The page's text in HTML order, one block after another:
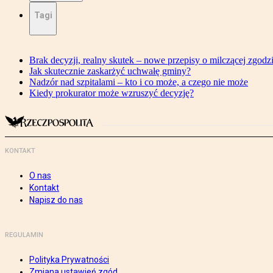
Tagi
Brak decyzji, realny skutek – nowe przepisy o milczącej
Jak skutecznie zaskarżyć uchwałę gminy?
Nadzór nad szpitalami – kto i co może, a czego nie może
Kiedy prokurator może wzruszyć decyzję?
KONTAKT
O nas
Kontakt
Napisz do nas
REGULAMIN
Polityka Prywatności